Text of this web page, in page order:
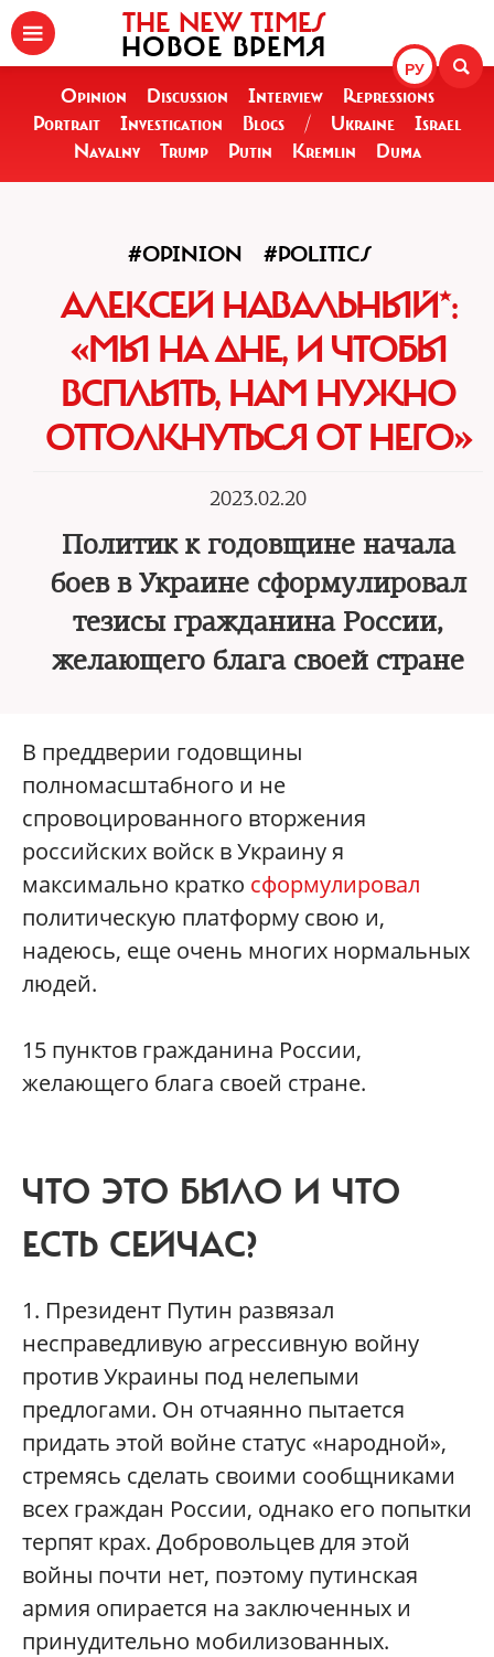
РУ
THE NEW TIMES
НОВОЕ ВРЕМЯ
Opinion Discussion Interview
Repressions
Portrait
Investigation Blogs / Ukraine
Israel
Navalny
Trump Putin Kremlin Duma
#OPINION #POLITICS
АЛЕКСЕЙ НАВАЛЬНЫЙ*:
«МЫ НА ДНЕ, И ЧТОБЫ
ВСПЛЫТЬ, НАМ НУЖНО
ОТТОЛКНУТЬСЯ ОТ НЕГО»‎
2023.02.20
Политик к годовщине начала
боев в Украине сформулировал
тезисы гражданина России,
желающего блага своей стране
В преддверии годовщины
полномасштабного и не
спровоцированного вторжения
российских войск в Украину я
максимально кратко сформулировал
политическую платформу свою и,
надеюсь, еще очень многих нормальных
людей.
15 пунктов гражданина России,
желающего блага своей стране.
ЧТО ЭТО БЫЛО И ЧТО
ЕСТЬ СЕЙЧАС?
1. Президент Путин развязал
несправедливую агрессивную войну
против Украины под нелепыми
предлогами. Он отчаянно пытается
придать этой войне статус «народной»,
стремясь сделать своими сообщниками
всех граждан России, однако его попытки
терпят крах. Добровольцев для этой
войны почти нет, поэтому путинская
армия опирается на заключенных и
принудительно мобилизованных.